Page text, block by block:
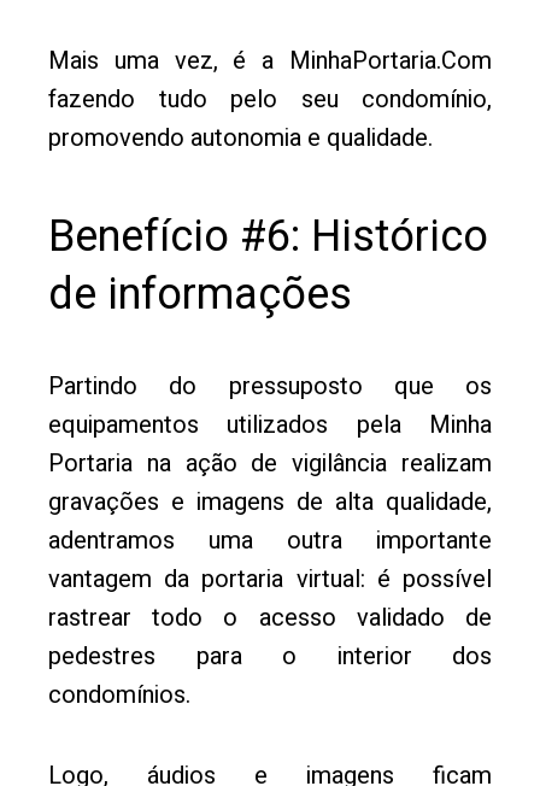
Mais uma vez, é a MinhaPortaria.Com
fazendo tudo pelo seu condomínio,
promovendo autonomia e qualidade.
Benefício #6: Histórico
de informações
Partindo do pressuposto que os
equipamentos utilizados pela Minha
Portaria na ação de vigilância realizam
gravações e imagens de alta qualidade,
adentramos uma outra importante
vantagem da portaria virtual: é possível
rastrear todo o acesso validado de
pedestres para o interior dos
condomínios.
Logo, áudios e imagens ficam